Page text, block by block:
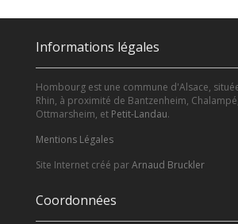
Informations légales
Hombourg est une commune d'Alsace,
Rhin, à proximité de Bantzenheim,
Ottmarsheim, et Petit-Landau.
Mentions Légales
Site Internet créé parArnaud Bruckler
Coordonnées